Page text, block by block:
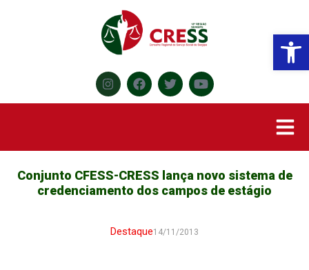
Conjunto CFESS-CRESS lança novo sistema de
credenciamento dos campos de estágio
Destaque14/11/2013